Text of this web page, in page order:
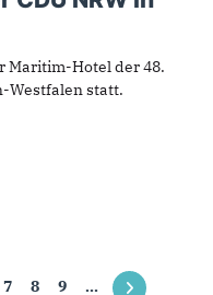
Maritim-Hotel der 48.
Westfalen statt.
7 8 9 …